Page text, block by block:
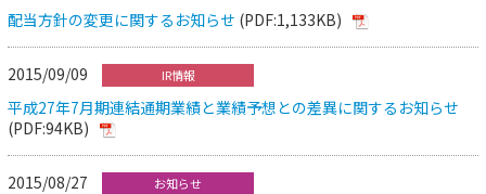
配当方針の変更に関するお知らせ (PDF:1,133KB)
2015/09/09 IR情報
平成27年7月期連結通期業績と業績予想との差異に関するお知らせ
(PDF:94KB)
2015/08/27 お知らせ